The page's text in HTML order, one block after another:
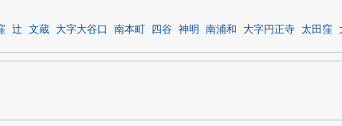
辻 文蔵 大字大谷口 南本町 四谷 神明 南浦和 大字円正寺 太田窪